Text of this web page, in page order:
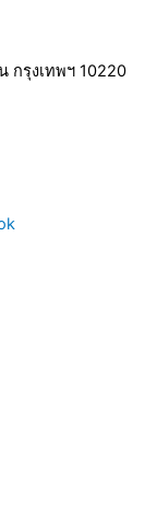
กรุงเทพฯ 10220